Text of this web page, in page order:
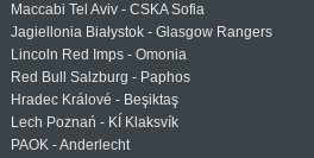
Maccabi Tel Aviv - CSKA Sofia
Jagiellonia Białystok - Glasgow Rangers
Lincoln Red Imps - Omonia
Red Bull Salzburg - Paphos
Hradec Králové - Beşiktaş
Lech Poznań - KÍ Klaksvík
PAOK - Anderlecht